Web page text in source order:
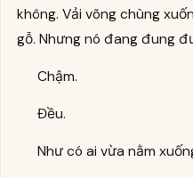
không. Vải võng chùng
gỗ. Nhưng nó đang đung
Chậm.
Đều.
Như có ai vừa nằm